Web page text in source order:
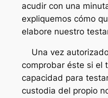
acudir con una
expliquemos cómo
elabore nuestro
Una vez
comprobar éste si el
capacidad para
custodia del propio